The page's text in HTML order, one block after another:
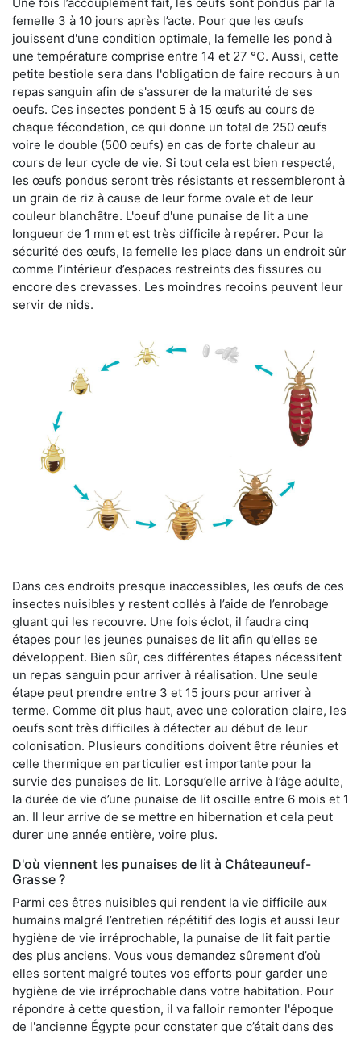
femelle 3 à 10 jours après l’acte. Pour que les œufs
jouissent d'une condition optimale, la femelle les pond à
une température comprise entre 14 et 27 °C. Aussi, cette
petite bestiole sera dans l'obligation de faire recours à un
repas sanguin afin de s'assurer de la maturité de ses
oeufs. Ces insectes pondent 5 à 15 œufs au cours de
chaque fécondation, ce qui donne un total de 250 œufs
voire le double (500 œufs) en cas de forte chaleur au
cours de leur cycle de vie. Si tout cela est bien respecté,
les œufs pondus seront très résistants et ressembleront à
un grain de riz à cause de leur forme ovale et de leur
couleur blanchâtre. L'oeuf d'une punaise de lit a une
longueur de 1 mm et est très difficile à repérer. Pour la
sécurité des œufs, la femelle les place dans un endroit sûr
comme l’intérieur d’espaces restreints des fissures ou
encore des crevasses. Les moindres recoins peuvent leur
servir de nids.
Dans ces endroits presque inaccessibles, les œufs de ces
insectes nuisibles y restent collés à l’aide de l’enrobage
gluant qui les recouvre. Une fois éclot, il faudra cinq
étapes pour les jeunes punaises de lit afin qu'elles se
développent. Bien sûr, ces différentes étapes nécessitent
un repas sanguin pour arriver à réalisation. Une seule
étape peut prendre entre 3 et 15 jours pour arriver à
terme. Comme dit plus haut, avec une coloration claire, les
oeufs sont très difficiles à détecter au début de leur
colonisation. Plusieurs conditions doivent être réunies et
celle thermique en particulier est importante pour la
survie des punaises de lit. Lorsqu’elle arrive à l’âge adulte,
la durée de vie d’une punaise de lit oscille entre 6 mois et 1
an. Il leur arrive de se mettre en hibernation et cela peut
durer une année entière, voire plus.
D'où viennent les punaises de lit à Châteauneuf-
Grasse ?
Parmi ces êtres nuisibles qui rendent la vie difficile aux
humains malgré l’entretien répétitif des logis et aussi leur
hygiène de vie irréprochable, la punaise de lit fait partie
des plus anciens. Vous vous demandez sûrement d’où
elles sortent malgré toutes vos efforts pour garder une
hygiène de vie irréprochable dans votre habitation. Pour
répondre à cette question, il va falloir remonter l'époque
de l'ancienne Égypte pour constater que c’était dans des